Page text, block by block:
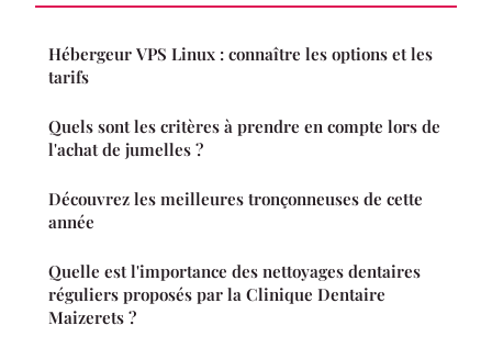
Hébergeur VPS Linux : connaître les options et les
tarifs
Quels sont les critères à prendre en compte lors de
l'achat de jumelles ?
Découvrez les meilleures tronçonneuses de cette
année
Quelle est l'importance des nettoyages dentaires
réguliers proposés par la Clinique Dentaire
Maizerets ?